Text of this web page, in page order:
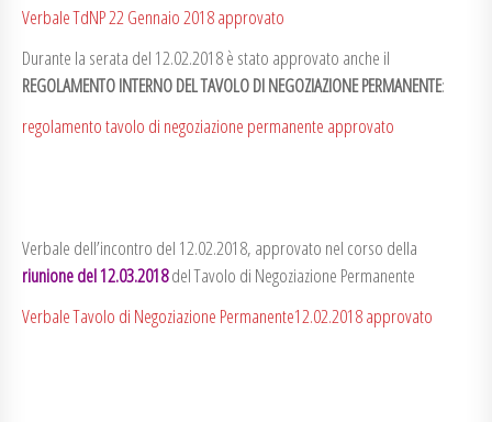
Verbale TdNP 22 Gennaio 2018 approvato
Durante la serata del 12.02.2018 è stato approvato anche il
REGOLAMENTO INTERNO DEL TAVOLO DI NEGOZIAZIONE PERMANENTE:
regolamento tavolo di negoziazione permanente approvato
Verbale dell’incontro del 12.02.2018, approvato nel corso della
riunione del 12.03.2018del Tavolo di Negoziazione Permanente
Verbale Tavolo di Negoziazione Permanente12.02.2018 approvato